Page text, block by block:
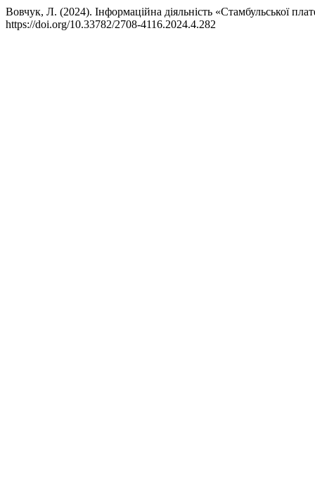
Вовчук, Л. (2024). Інформаційна діяльність «Стамбульської
https://doi.org/10.33782/2708-4116.2024.4.282